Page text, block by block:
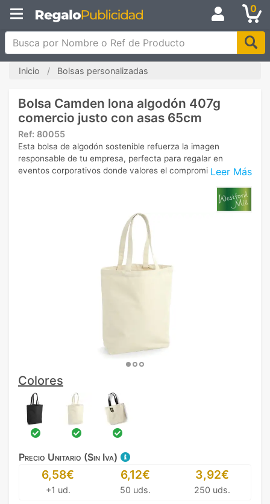
0
Busca por Nombre o Ref de Producto
Inicio Bolsas personalizadas
Bolsa Camden lona algodón 407g
comercio justo con asas 65cm
Ref: 80055
Leer Más
Esta bolsa de algodón sostenible refuerza la imagen
responsable de tu empresa, perfecta para regalar en
eventos corporativos donde valores el compromiso social.
Colores
Precio Unitario (Sin Iva)
6,58€
+1 ud.
6,12€
50 uds.
3,92€
250 uds.